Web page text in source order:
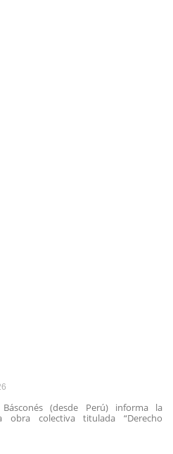
(desde Perú) informa la
obra colectiva titulada “Derecho